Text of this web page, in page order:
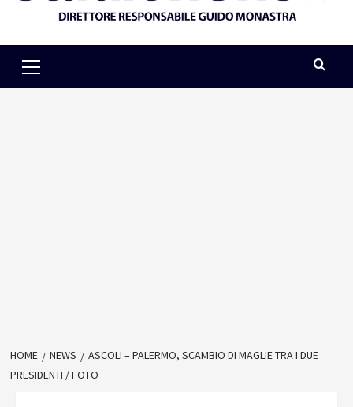
Menu
HOME NEWS
ASCOLI – PALERMO, SCAMBIO DI MAGLIE TRA I DUE
PRESIDENTI / FOTO